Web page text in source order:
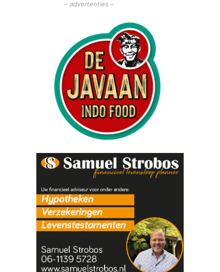
– advertenties –